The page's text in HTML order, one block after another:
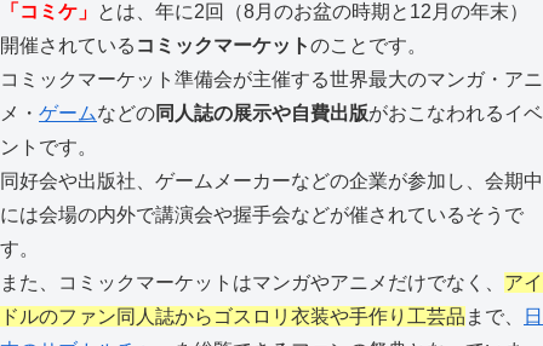
「コミケ」 とは、年に2回（8月のお盆の時期と12月の年末）
開催されている コミックマーケットのことです。
コミックマーケット準備会が主催する世界最大のマンガ・アニ
メ・ ゲームなどの同人誌の展示や自費出版がおこなわれるイベ
ントです。
同好会や出版社、ゲームメーカーなどの企業が参加し、会期中
には会場の内外で講演会や握手会などが催されているそうで
す。
また、コミックマーケットはマンガやアニメだけでなく、 アイ
ドルのファン同人誌からゴスロリ衣装や手作り工芸品 まで、
日